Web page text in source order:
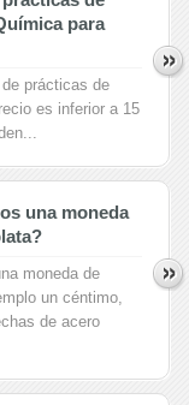
para
prácticas de
es inferior a 15
una moneda
moneda de
un céntimo,
de acero